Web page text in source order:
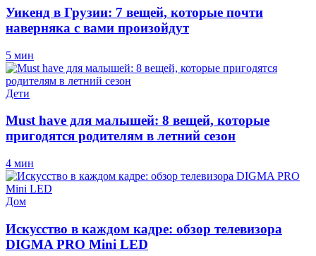
Уикенд в Грузии: 7 вещей, которые почти
наверняка с вами произойдут
5 мин
Дети
Must have для малышей: 8 вещей, которые
пригодятся родителям в летний сезон
4 мин
Дом
Искусство в каждом кадре: обзор телевизора
DIGMA PRO Mini LED